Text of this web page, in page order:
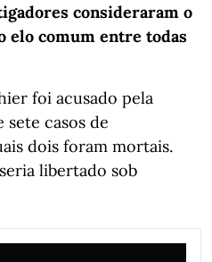
consideraram o
elo comum entre todas
foi acusado pela
sete casos de
dois foram mortais.
libertado sob